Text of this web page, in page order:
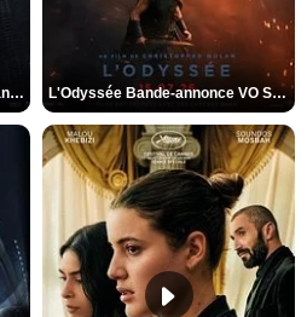
Spider-Man: Brand New Day Bande-annonce VO STFR L'Odyssée Bande-annonce VO STFR